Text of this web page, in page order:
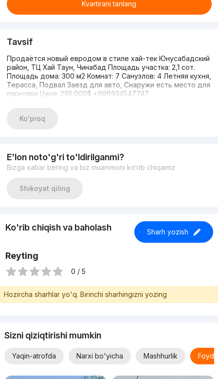
Kvartirani tanlang
Tavsif
Продаётся новый евродом в стиле хай-тек Юнусабадский
район, ТЦ Хай Таун, Чинабад Площадь участка: 2,1 сот.
Площадь дома: 300 м2 Комнат: 7 Санузлов: 4 Летняя кухня,
Терасса, Подвал Заезд для авто, Снаружи есть место для
парковки Цена: 295.000$ +998934547747
Ko'proq
E'lon noto'g'ri to'ldirilganmi?
Bizga xabar bering va biz muammoni ko‘rib chiqamiz
Shikoyat qiling
Ko'rib chiqish va baholash Sharh yozish
Reyting
0 / 5
Hozircha sharhlar yo'q. Birinchi sharhingizni yozing
Sizni qiziqtirishi mumkin
Yaqin-atrofda Narxi bo'yicha Mashhurlik